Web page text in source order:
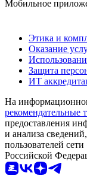
Мобильное
Этика и
Оказание
Защита
ИТ
На
рекомендательные
предоставления
и анализа
пользователей
Российской